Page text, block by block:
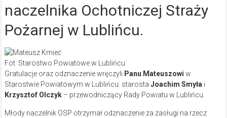
naczelnika Ochotniczej Straży
Pożarnej w Lublińcu.
Fot. Starostwo Powiatowe w Lublińcu
Gratulacje oraz odznaczenie wręczyli Panu Mateuszowi w
Starostwie Powiatowym w Lublińcu: starosta Joachim Smyła i
Krzysztof Olczyk– przewodniczący Rady Powiatu w Lublińcu.
Młody naczelnik OSP otrzymał odznaczenie za zasługi na rzecz